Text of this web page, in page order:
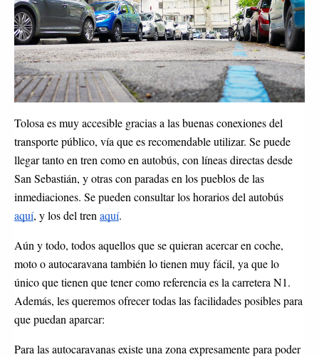
Tolosa es muy accesible gracias a las buenas conexiones del
transporte público, vía que es recomendable utilizar. Se puede
llegar tanto en tren como en autobús, con líneas directas desde
San Sebastián, y otras con paradas en los pueblos de las
aquí, y los del tren aquí.
Aún y todo, todos aquellos que se quieran acercar en coche,
moto o autocaravana también lo tienen muy fácil, ya que lo
único que tienen que tener como referencia es la carretera N1.
Además, les queremos ofrecer todas las facilidades posibles para
que puedan aparcar:
Para las autocaravanas existe una zona expresamente para poder